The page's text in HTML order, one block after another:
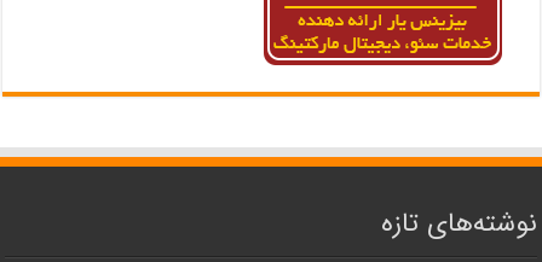
نوشته‌های تازه